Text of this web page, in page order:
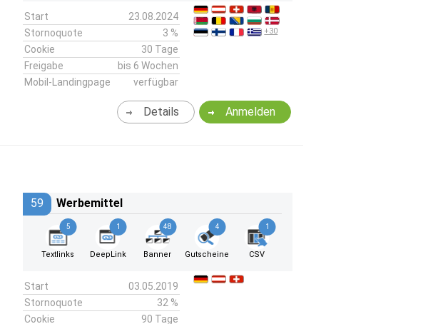
Start
23.08.2024
Stornoquote
3 %
Cookie
30 Tage
Freigabe
bis 6 Wochen
Mobil-Landingpage
verfügbar
+30
Anmelden
Details
59 Werbemittel
5
Textlinks
1
DeepLink
48
Banner
4
Gutscheine
1
CSV
Start
03.05.2019
Stornoquote
32 %
Cookie
90 Tage